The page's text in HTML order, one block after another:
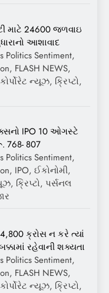
માટે 24600 જળવાઇ
આશાવાદ
Politics Sentiment,
FLASH NEWS,
ન્યૂઝ, ક્રિપ્ટો,
IPO 10 ઓગસ્ટે
807
Politics Sentiment,
IPO, ઈકોનોમી,
ક્રિપ્ટો, પર્સનલ
ક્રોસ ન કરે ત્યાં
રહેવાની શક્યતા
Politics Sentiment,
FLASH NEWS,
ન્યૂઝ, ક્રિપ્ટો,